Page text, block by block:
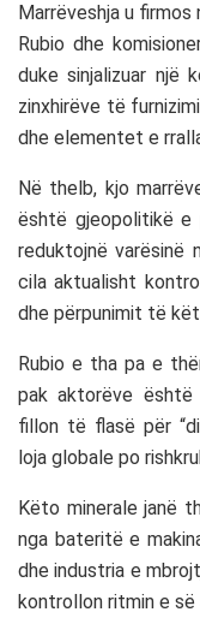
Marrëveshja u
Rubio dhe
duke sinjalizuar një
zinxhirëve të
dhe elementet e
Në thelb, kjo
është gjeopolitikë e
reduktojnë varësinë
cila aktualisht
dhe përpunimit të
Rubio e tha pa e
pak aktorëve është
fillon të flasë për
loja globale po
Këto minerale janë
nga bateritë e
dhe industria e
kontrollon ritmin e së